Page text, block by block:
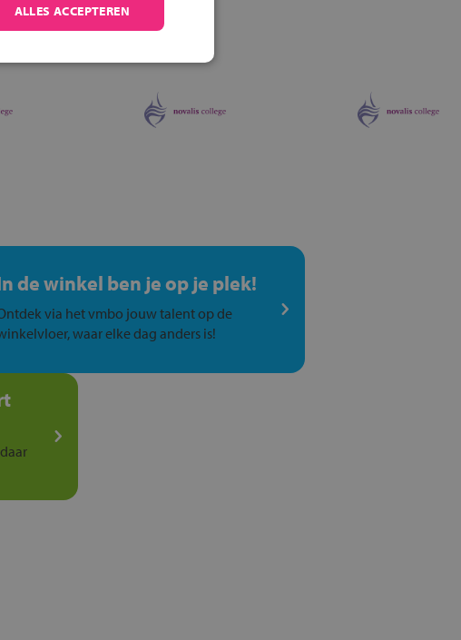
de winkel ben je op je plek!
via het vmbo jouw talent op de
waar elke dag anders is!
ALLES ACCEPTEREN